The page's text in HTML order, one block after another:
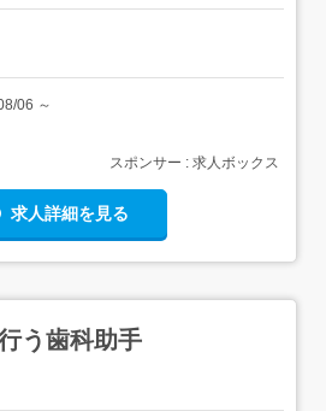
06 ～
スポンサー : 求人ボックス
求人詳細を見る
う歯科助手